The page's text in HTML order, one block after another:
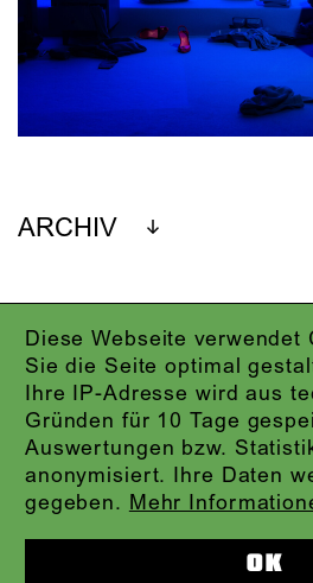
Diese Webseite verwendet
Sie die Seite optimal
Ihre IP-Adresse wird aus
Gründen für 10 Tage
Auswertungen bzw.
anonymisiert. Ihre Daten
gegeben. Mehr
OK
ARCHIV
IMPRESSUM
DATENSCHUTZ
AGB
KONTAKT
ABO-LOGIN
PRESSE